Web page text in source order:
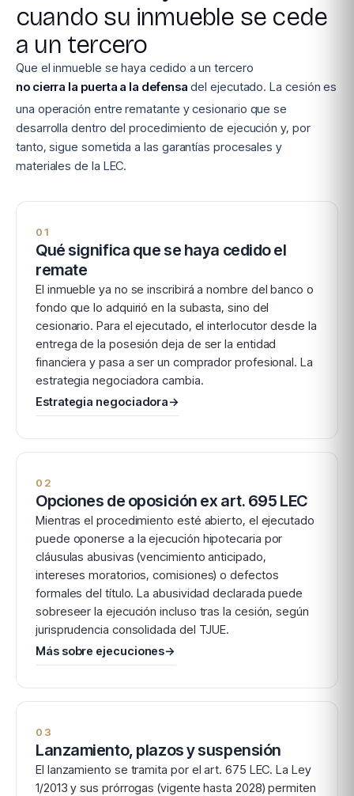
cuando su inmueble se cede
a un tercero
Que el inmueble se haya cedido a un tercero
no cierra la puerta a la defensa del ejecutado. La cesión es
una operación entre rematante y cesionario que se
desarrolla dentro del procedimiento de ejecución y, por
tanto, sigue sometida a las garantías procesales y
materiales de la LEC.
01
Qué significa que se haya cedido el
remate
El inmueble ya no se inscribirá a nombre del banco o
fondo que lo adquirió en la subasta, sino del
cesionario. Para el ejecutado, el interlocutor desde la
entrega de la posesión deja de ser la entidad
financiera y pasa a ser un comprador profesional. La
estrategia negociadora cambia.
Estrategia negociadora→
02
Opciones de oposición ex art. 695 LEC
Mientras el procedimiento esté abierto, el ejecutado
puede oponerse a la ejecución hipotecaria por
cláusulas abusivas (vencimiento anticipado,
intereses moratorios, comisiones) o defectos
formales del título. La abusividad declarada puede
sobreseer la ejecución incluso tras la cesión, según
jurisprudencia consolidada del TJUE.
Más sobre ejecuciones→
03
Lanzamiento, plazos y suspensión
El lanzamiento se tramita por el art. 675 LEC. La Ley
1/2013 y sus prórrogas (vigente hasta 2028) permiten